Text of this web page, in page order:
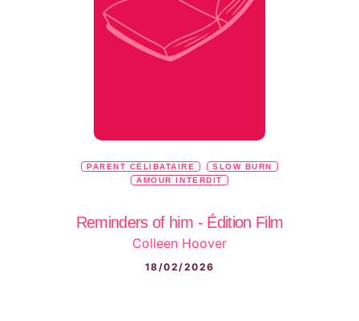
PARENT CÉLIBATAIRE
SLOW BURN
AMOUR INTERDIT
Reminders of him - Édition Film
Colleen Hoover
18/02/2026